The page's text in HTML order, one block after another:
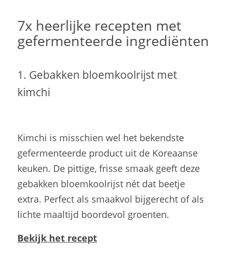
7x heerlijke recepten met
gefermenteerde ingrediënten
1. Gebakken bloemkoolrijst met
kimchi
Kimchi is misschien wel het bekendste
gefermenteerde product uit de Koreaanse
keuken. De pittige, frisse smaak geeft deze
gebakken bloemkoolrijst nét dat beetje
extra. Perfect als smaakvol bijgerecht of als
lichte maaltijd boordevol groenten.
Bekijk het recept